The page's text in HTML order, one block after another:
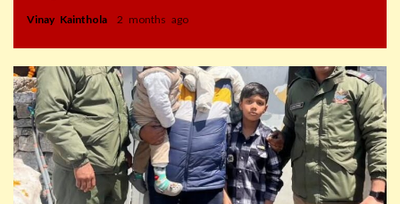
Vinay Kainthola 2 months ago